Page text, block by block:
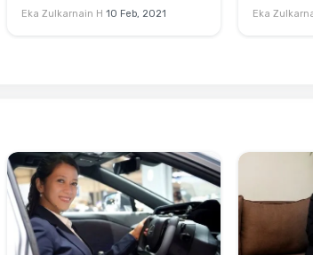
Rolls-Royce
Eka Zulkarnain H 10 Feb, 2021
Sudah
Eka